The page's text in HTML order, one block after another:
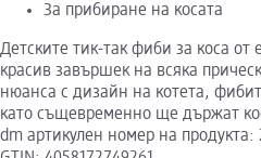
За прибиране на косата
Детските тик-так фиби за коса
красив завършек на всяка
нюанса с дизайн на котета,
като същевременно ще държат
dm артикулен номер на продукта: